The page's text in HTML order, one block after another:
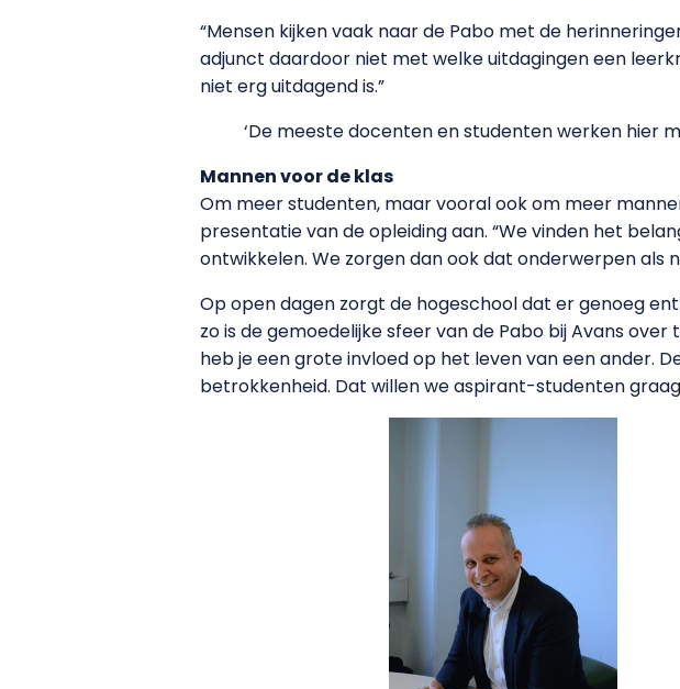
“Mensen kijken vaak naar de Pabo met de
adjunct daardoor niet met welke uitdagingen een
niet erg uitdagend is.”
‘De meeste docenten en studenten werken hier
Mannen voor de klas
Om meer studenten, maar vooral ook om meer
presentatie van de opleiding aan. “We vinden het
ontwikkelen. We zorgen dan ook dat onderwerpen
Op open dagen zorgt de hogeschool dat er genoeg
zo is de gemoedelijke sfeer van de Pabo bij Avans
heb je een grote invloed op het leven van een ander.
betrokkenheid. Dat willen we aspirant-studenten